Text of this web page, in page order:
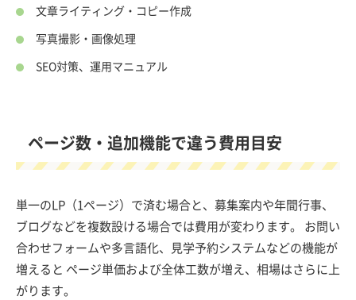
文章ライティング・コピー作成
写真撮影・画像処理
SEO対策、運用マニュアル
ページ数・追加機能で違う費用目安
単一のLP（1ページ）で済む場合と、募集案内や年間行事、
ブログなどを複数設ける場合では費用が変わります。 お問い
合わせフォームや多言語化、見学予約システムなどの機能が
増えると ページ単価および全体工数が増え、相場はさらに上
がります。